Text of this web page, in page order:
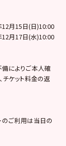
月15日(日)10:00
月17日(水)10:00
によりご本人確
チケット料金の返
のご利用は当日の